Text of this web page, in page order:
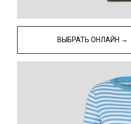
ВЫБРАТЬ ОНЛАЙН →